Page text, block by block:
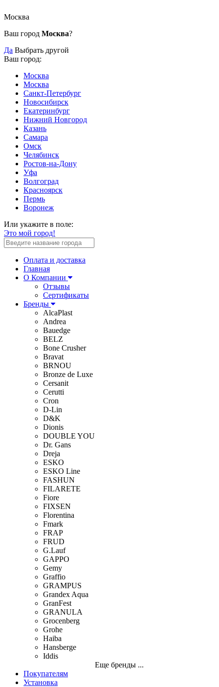
Москва
Ваш город Москва?
Да Выбрать другой
Ваш город:
Москва
Москва
Санкт-Петербург
Новосибирск
Екатеринбург
Нижний Новгород
Казань
Самара
Омск
Челябинск
Ростов-на-Дону
Уфа
Волгоград
Красноярск
Пермь
Воронеж
Или укажите в поле:
Это мой город!
Оплата и доставка
Главная
О Компании
Отзывы
Сертификаты
Бренды
AlcaPlast
Andrea
Bauedge
BELZ
Bone Crusher
Bravat
BRNOU
Bronze de Luxe
Cersanit
Cerutti
Cron
D-Lin
D&K
Dionis
DOUBLE YOU
Dr. Gans
Dreja
ESKO
ESKO Line
FASHUN
FILARETE
Fiore
FIXSEN
Florentina
Fmark
FRAP
FRUD
G.Lauf
GAPPO
Gemy
Graffio
GRAMPUS
Grandex Aqua
GranFest
GRANULA
Grocenberg
Grohe
Haiba
Hansberge
Iddis
Еще бренды ...
Покупателям
Установка